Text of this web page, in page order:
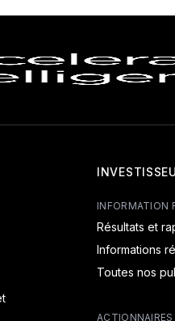
INFORMATION
Résultats et
Informations
Toutes nos
ACTIONNAIRES